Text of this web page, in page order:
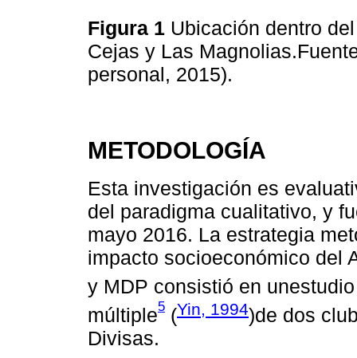
Figura 1 Ubicación dentro
Cejas y Las
personal, 2015).
METODOLOGÍA
Esta investigación es
del paradigma cualitativo, y
mayo 2016. La estrategia
impacto socioeconómico del
y MDP consistió en
múltiple5 (Yin, 1994)de dos
Divisas.